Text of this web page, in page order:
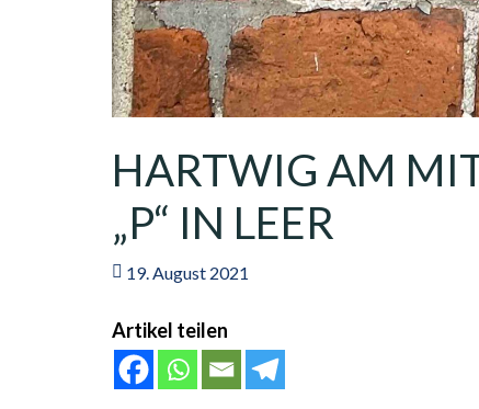
HARTWIG AM
„P“ IN LEER
19. August 2021
Artikel teilen